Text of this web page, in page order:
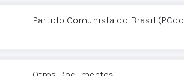
Partido Comunista do Brasil